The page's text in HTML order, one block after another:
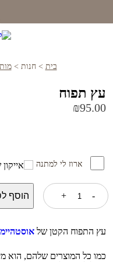
content
בית >חנות >
עץ תפוח
₪95.00
ארוז לי למתנה
כמות
של
עץ
-
+ הוסף
עץ התפוח הקטן של
כמו כל המוצרים שלהם, הוא